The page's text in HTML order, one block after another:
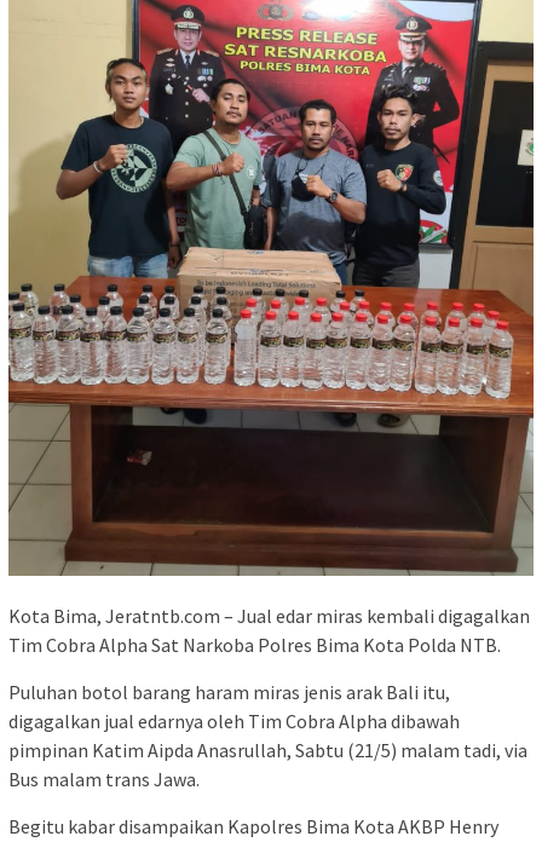
Kota Bima, Jeratntb.com – Jual edar miras kembali digagalkan
Tim Cobra Alpha Sat Narkoba Polres Bima Kota Polda NTB.
Puluhan botol barang haram miras jenis arak Bali itu,
digagalkan jual edarnya oleh Tim Cobra Alpha dibawah
pimpinan Katim Aipda Anasrullah, Sabtu (21/5) malam tadi, via
Bus malam trans Jawa.
Begitu kabar disampaikan Kapolres Bima Kota AKBP Henry